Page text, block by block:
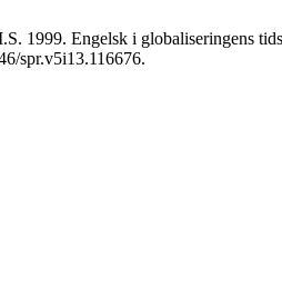
1999. Engelsk i globaliseringens
spr.v5i13.116676.